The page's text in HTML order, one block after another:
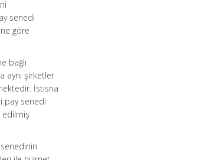
senedi
göre
bağlı
aynı şirketler
İstisna
pay senedi
edilmiş